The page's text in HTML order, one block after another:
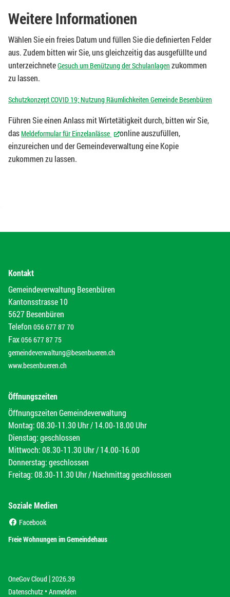
Weitere Informationen
Wählen Sie ein freies Datum und füllen Sie die definierten Felder
aus. Zudem bitten wir Sie, uns gleichzeitig das ausgefüllte und
unterzeichneteGesuch um Benützung der Schulanlagen zukommen
zu lassen.
Schutzkonzept COVID 19; Nutzung Räumlichkeiten Gemeinde Besenbüren
Führen Sie einen Anlass mit Wirtetätigkeit durch, bitten wir Sie,
das Meldeformular für Einzelanlässe (External Link)
online auszufüllen,
einzureichen und der Gemeindeverwaltung eine Kopie
zukommen zu lassen.
Kontakt
Gemeindeverwaltung Besenbüren
Kantonsstrasse 10
5627 Besenbüren
Telefon 056 677 87 70
Fax056 677 87 75
gemeindeverwaltung@besenbueren.ch
www.besenbueren.ch
Öffnungszeiten
Öffnungszeiten Gemeindeverwaltung
Montag: 08.30-11.30 Uhr / 14.00-18.00 Uhr
Dienstag: geschlossen
Mittwoch: 08.30-11.30 Uhr / 14.00-16.00
Donnerstag: geschlossen
Freitag: 08.30-11.30 Uhr / Nachmittag geschlossen
Soziale Medien
Facebook
Freie Wohnungen im Gemeindehaus
OneGov Cloud (External Link)
|2026.39
Datenschutz (External Link)
Anmelden